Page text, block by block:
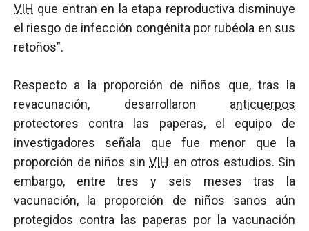
VIH que entran en la etapa reproductiva disminuye
el riesgo de infección congénita por rubéola en sus
retoños”.
Respecto a la proporción de niños que, tras la
revacunación, desarrollaron anticuerpos
protectores contra las paperas, el equipo de
investigadores señala que fue menor que la
proporción de niños sin VIH en otros estudios. Sin
embargo, entre tres y seis meses tras la
vacunación, la proporción de niños sanos aún
protegidos contra las paperas por la vacunación